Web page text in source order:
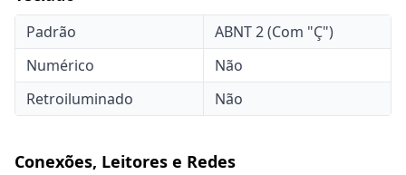
Padrão
ABNT 2 (Com "Ç")
Numérico
Não
Retroiluminado
Não
Conexões, Leitores e Redes